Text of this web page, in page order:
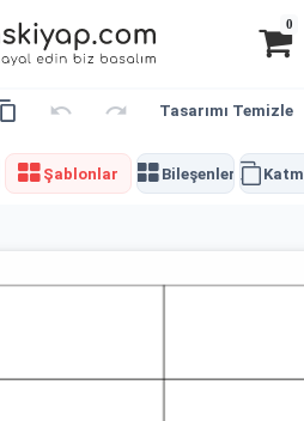
0
Tasarımı Temizle
Şablonlar Bileşenler